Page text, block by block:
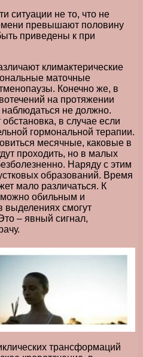
ситуации не то, что не
превышают половину
приведены к при
климактерические
маточные
Конечно же, в
на протяжении
не должно.
в случае если
гормональной терапии.
месячные, каковые в
проходить, но в малых
Наряду с этим
образований. Время
мало различаться. К
обильным и
выделениях смогут
– явный сигнал,
трансформаций